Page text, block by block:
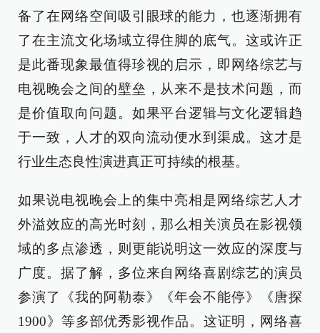
备了在网络空间吸引眼球的能力，也逐渐拥有
了在主流文化场域立得住脚的底气。这或许正
是此番现象最值得珍视的启示，即网络综艺与
电视晚会之间的壁垒，从来不是技术问题，而
是价值取向问题。如果平台逻辑与文化逻辑趋
于一致，人才的双向流动便水到渠成。这才是
行业生态良性演进真正可持续的根基。
如果说电视晚会上的集中亮相是网络综艺人才
外溢效应的高光时刻，那么相关演员在影视领
域的多点渗透，则更能说明这一效应的深度与
广度。据了解，多位来自网络喜剧综艺的演员
参演了《我的阿勒泰》《年会不能停》《唐探
1900》等多部优秀影视作品。这证明，网络喜